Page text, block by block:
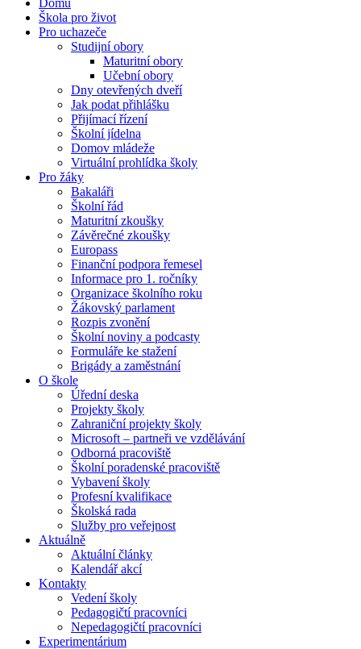
Domů
Škola pro život
Pro uchazeče
Studijní obory
Maturitní obory
Učební obory
Dny otevřených dveří
Jak podat přihlášku
Přijímací řízení
Školní jídelna
Domov mládeže
Virtuální prohlídka školy
Pro žáky
Bakaláři
Školní řád
Maturitní zkoušky
Závěrečné zkoušky
Europass
Finanční podpora řemesel
Informace pro 1. ročníky
Organizace školního roku
Žákovský parlament
Rozpis zvonění
Školní noviny a podcasty
Formuláře ke stažení
Brigády a zaměstnání
O škole
Úřední deska
Projekty školy
Zahraniční projekty školy
Microsoft – partneři ve vzdělávání
Odborná pracoviště
Školní poradenské pracoviště
Vybavení školy
Profesní kvalifikace
Školská rada
Služby pro veřejnost
Aktuálně
Aktuální články
Kalendář akcí
Kontakty
Vedení školy
Pedagogičtí pracovníci
Nepedagogičtí pracovníci
Experimentárium